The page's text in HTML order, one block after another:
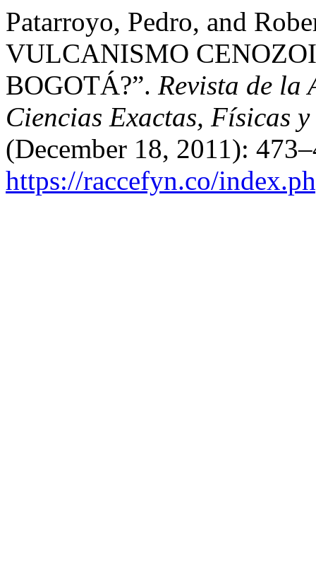
Patarroyo, Pedro, and
VULCANISMO
BOGOTÁ?”. Revista de la
Ciencias Exactas, Físicas
(December 18, 2011):
https://raccefyn.co/